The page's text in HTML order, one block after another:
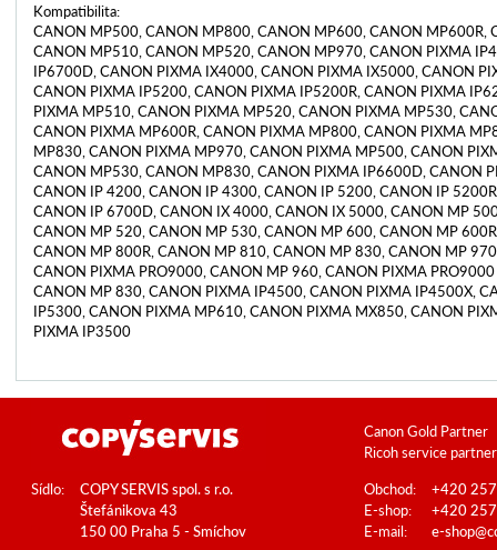
Kompatibilita:
CANON MP500, CANON MP800, CANON MP600, CANON MP600R,
CANON MP510, CANON MP520, CANON MP970, CANON PIXMA
IP6700D, CANON PIXMA IX4000, CANON PIXMA IX5000, CANON
CANON PIXMA IP5200, CANON PIXMA IP5200R, CANON PIXMA
PIXMA MP510, CANON PIXMA MP520, CANON PIXMA MP530,
CANON PIXMA MP600R, CANON PIXMA MP800, CANON PIXMA
MP830, CANON PIXMA MP970, CANON PIXMA MP500, CANON
CANON MP530, CANON MP830, CANON PIXMA IP6600D, CANON
CANON IP 4200, CANON IP 4300, CANON IP 5200, CANON IP
CANON IP 6700D, CANON IX 4000, CANON IX 5000, CANON MP
CANON MP 520, CANON MP 530, CANON MP 600, CANON MP
CANON MP 800R, CANON MP 810, CANON MP 830, CANON MP
CANON PIXMA PRO9000, CANON MP 960, CANON PIXMA
CANON MP 830, CANON PIXMA IP4500, CANON PIXMA IP4500X,
IP5300, CANON PIXMA MP610, CANON PIXMA MX850, CANON
PIXMA IP3500
Canon Gold Partner
Ricoh service partner
Sídlo:
COPY SERVIS spol. s r.o.
Štefánikova 43
150 00 Praha 5 - Smíchov
Obchod:
+420
E-shop:
+420
E-mail:
e-